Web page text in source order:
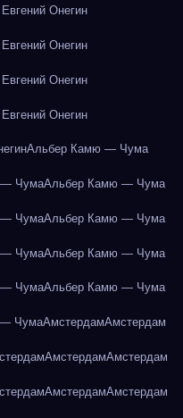
Онегин
Онегин
Онегин
Онегин
Альбер Камю — Чума
— ЧумаАльбер Камю — Чума
— ЧумаАльбер Камю — Чума
— ЧумаАльбер Камю — Чума
— ЧумаАльбер Камю — Чума
ЧумаАмстердамАмстердам
АмстердамАмстердам
АмстердамАмстердам